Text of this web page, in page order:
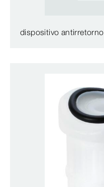
dispositivo antirretorno